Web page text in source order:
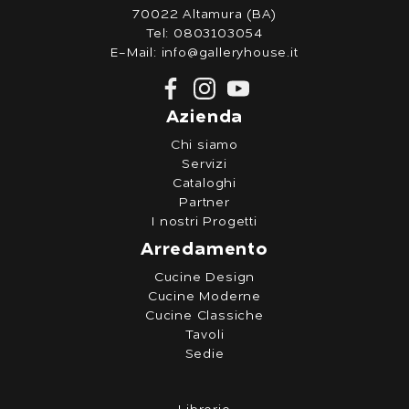
70022 Altamura (BA)
Tel: 0803103054
E-Mail: info@galleryhouse.it
Azienda
Chi siamo
Servizi
Cataloghi
Partner
I nostri Progetti
Arredamento
Cucine Design
Cucine Moderne
Cucine Classiche
Tavoli
Sedie